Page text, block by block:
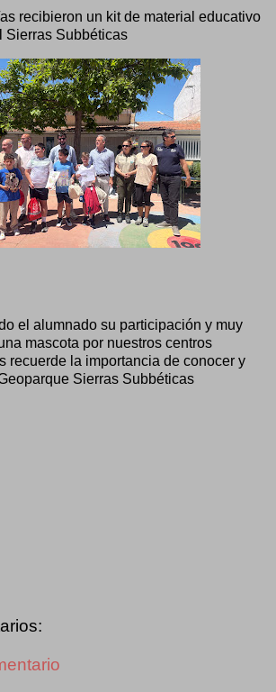
recibieron un kit de material educativo
Sierras Subbéticas
el alumnado su participación y muy
mascota por nuestros centros
recuerde la importancia de conocer y
Sierras Subbéticas